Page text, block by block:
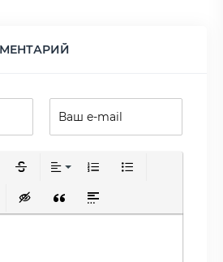
ссылку
смайлик
Вставка скрытого текста
Вставка цитаты
Вставка спойлера